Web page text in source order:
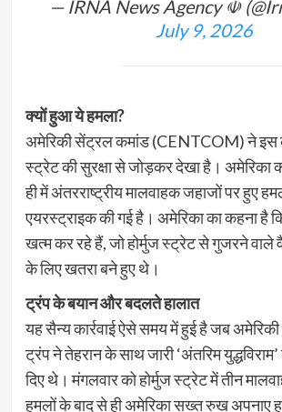
— IRNA News Agency ☫
July 9, 2026
क्यों हुआ ये हमला?
अमेरिकी सेंट्रल कमांड (CENTCOM) ने इस
स्ट्रेट की सुरक्षा से जोड़कर देखा है। अमेरिका
ही में अंतरराष्ट्रीय मालवाहक जहाजों पर हुए
एयरस्ट्राइक की गई है। अमेरिका का कहना है
खत्म कर रहे हैं, जो होर्मुज स्ट्रेट से गुजरने वाले
के लिए खतरा बने हुए थे।
ट्रंप के बयान और बदलते हालात
यह सैन्य कार्रवाई ऐसे समय में हुई है जब अमेरिकी
ट्रंप ने तेहरान के साथ जारी ‘अंतरिम
दिए थे। मंगलवार को होर्मुज स्ट्रेट में तीन
हमलों के बाद से ही अमेरिका सख्त रुख अपनाए